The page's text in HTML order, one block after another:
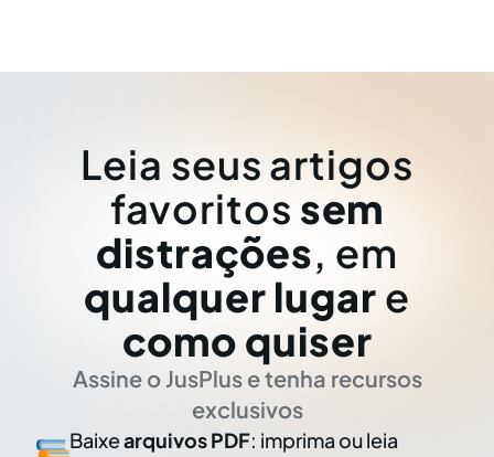
Leia seus artigos
favoritos sem
distrações, em
qualquer lugar e
como quiser
Assine o JusPlus e tenha recursos
exclusivos
Baixearquivos PDF: imprima ou leia